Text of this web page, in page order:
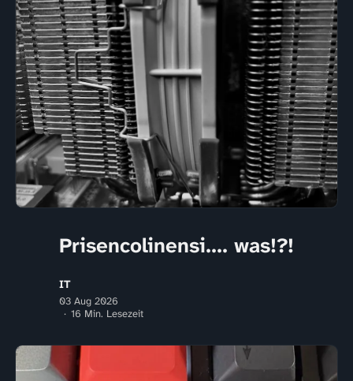
Prisencolinensi.... was!?!
IT
03 Aug 2026
16 Min. Lesezeit